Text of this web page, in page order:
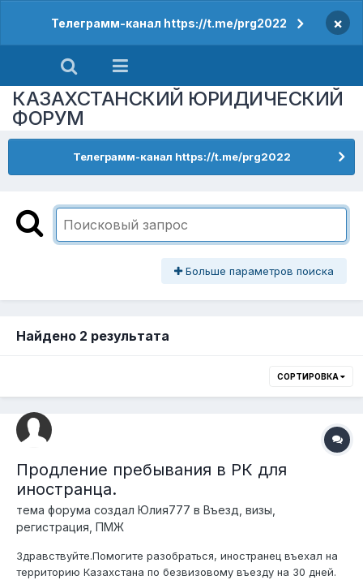
Телеграмм-канал https://t.me/prg2022 ×
КАЗАХСТАНСКИЙ ЮРИДИЧЕСКИЙ
ФОРУМ
Телеграмм-канал https://t.me/prg2022
Больше параметров поиска
Найдено 2 результата
СОРТИРОВКА
Продление пребывания в РК для
иностранца.
тема форума создал Юлия777 в Въезд, визы,
регистрация, ПМЖ
Здравствуйте.Помогите разобраться, иностранец въехал на
территорию Казахстана по безвизовому въезду на 30 дней.